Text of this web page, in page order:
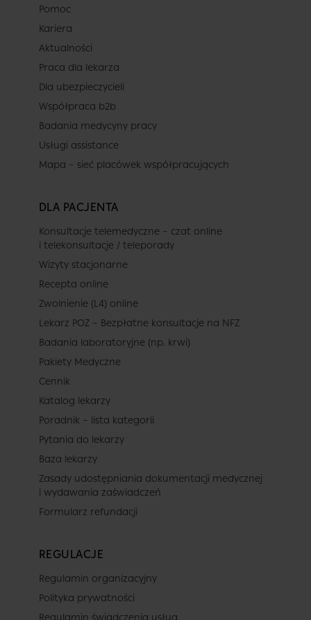
Pomoc
Kariera
Aktualności
Praca dla lekarza
Dla ubezpieczycieli
Współpraca b2b
Badania medycyny pracy
Usługi assistance
Mapa – sieć placówek współpracujących
DLA PACJENTA
Konsultacje telemedyczne – czat online
i telekonsultacje / teleporady
Wizyty stacjonarne
Recepta online
Zwolnienie (L4) online
Lekarz POZ – Bezpłatne konsultacje na NFZ
Badania laboratoryjne (np. krwi)
Pakiety Medyczne
Cennik
Katalog lekarzy
Poradnik – lista kategorii
Pytania do lekarzy
Baza lekarzy
Zasady udostępniania dokumentacji medycznej
i wydawania zaświadczeń
Formularz refundacji
REGULACJE
Regulamin organizacyjny
Polityka prywatności